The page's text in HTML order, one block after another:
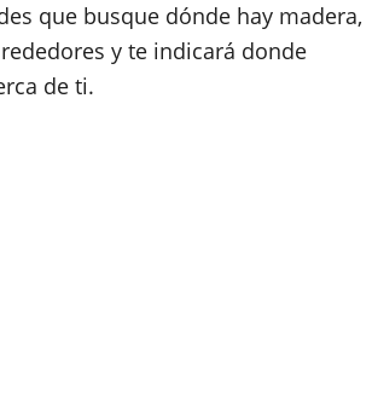
que busque dónde hay madera,
y te indicará donde
de ti.